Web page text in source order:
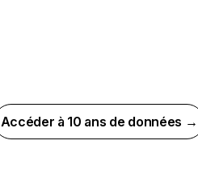
Accéder à 10 ans de données →